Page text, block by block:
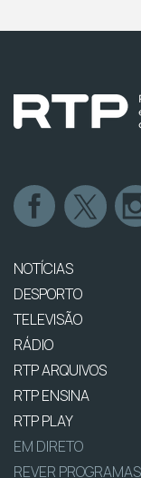
NOTÍCIAS
DESPORTO
TELEVISÃO
RÁDIO
RTP ARQUIVOS
RTP ENSINA
RTP PLAY
EM DIRETO
REVER PROGRAMAS